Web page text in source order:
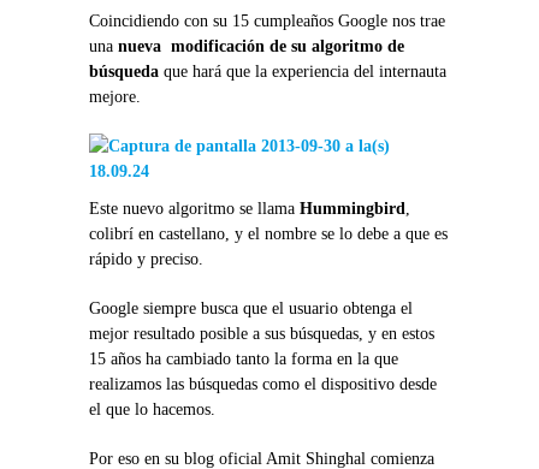
Coincidiendo con su 15 cumpleaños Google nos trae
una nueva modificación de su algoritmo de
búsqueda que hará que la experiencia del internauta
mejore.
Este nuevo algoritmo se llama Hummingbird
colibrí en castellano, y el nombre se lo debe a que es
rápido y preciso.
Google siempre busca que el usuario obtenga el
mejor resultado posible a sus búsquedas, y en estos
15 años ha cambiado tanto la forma en la que
realizamos las búsquedas como el dispositivo desde
el que lo hacemos.
Por eso en su blog oficial Amit Shinghal comienza